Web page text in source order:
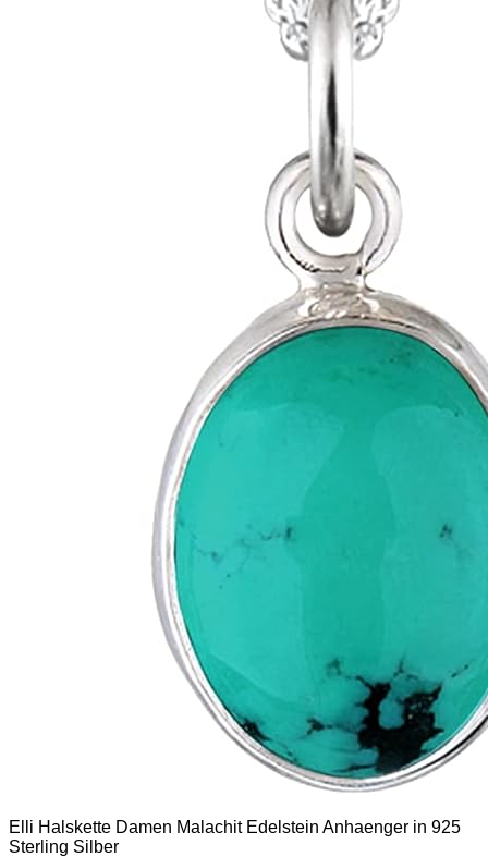
Elli Halskette Damen Malachit Edelstein Anhaenger in 925
Sterling Silber